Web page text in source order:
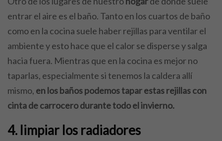
entrar el aire es el baño. Tanto en los cuartos de baño
como en la cocina suele haber rejillas para ventilar el
ambiente y esto hace que el calor se disperse y salga
hacia fuera. Mientras que en la cocina es mejor no
taparlas, especialmente si tenemos la caldera allí
mismo, en los baños podemos tapar estas rejillas con
cinta de carrocero durante todo el invierno.
4. limpiar los radiadores